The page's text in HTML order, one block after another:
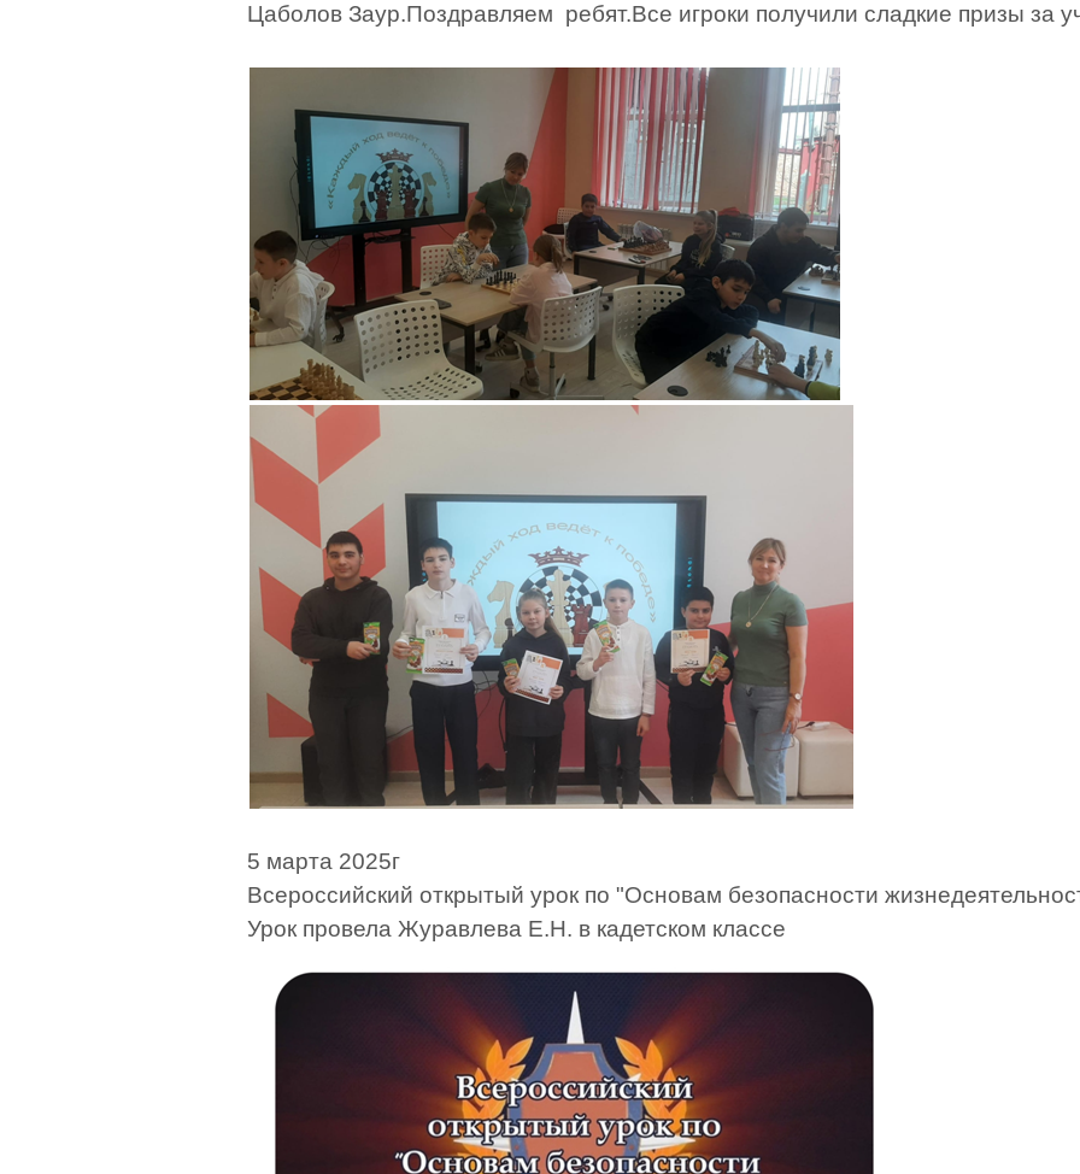
Цаболов Заур.Поздравляем ребят.Все игроки получили сладкие призы за
5 марта 2025г
Всероссийский открытый урок по "Основам безопасности
Урок провела Журавлева Е.Н. в кадетском классе